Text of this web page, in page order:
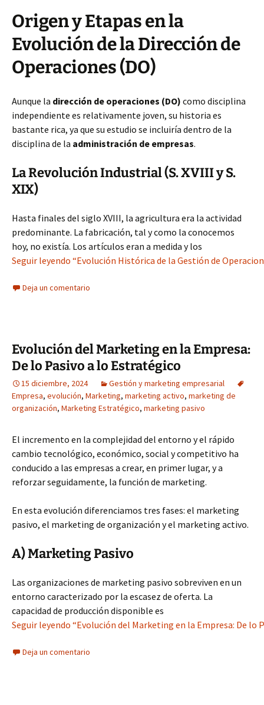
Origen y Etapas en la
Evolución de la Dirección de
Operaciones (DO)
Aunque la dirección de operaciones (DO) como disciplina
independiente es relativamente joven, su historia es
bastante rica, ya que su estudio se incluiría dentro de la
disciplina de la administración de empresas.
La Revolución Industrial (S. XVIII y S.
XIX)
Hasta finales del siglo XVIII, la agricultura era la actividad
predominante. La fabricación, tal y como la conocemos
hoy, no existía. Los artículos eran a medida y los
Seguir leyendo “Evolución Histórica de la Gestión de
Deja un comentario
Evolución del Marketing en la Empresa:
De lo Pasivo a lo Estratégico
15 diciembre, 2024
Gestión y marketing empresarial
Empresa, evolución, Marketing, marketing activo, marketing de
organización, Marketing Estratégico, marketing pasivo
El incremento en la complejidad del entorno y el rápido
cambio tecnológico, económico, social y competitivo ha
conducido a las empresas a crear, en primer lugar, y a
reforzar seguidamente, la función de marketing.
En esta evolución diferenciamos tres fases: el marketing
pasivo, el marketing de organización y el marketing activo.
A) Marketing Pasivo
Las organizaciones de marketing pasivo sobreviven en un
entorno caracterizado por la escasez de oferta. La
capacidad de producción disponible es
Seguir leyendo “Evolución del Marketing en la Empresa: De lo
Deja un comentario